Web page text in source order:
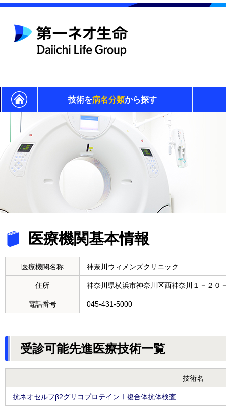
技術を病名分類から探す
医療機関基本情報
医療機関名称 神奈川ウィメンズクリニック
住所 神奈川県横浜市神奈川区西神奈川１－２
電話番号 045-431-5000
受診可能先進医療技術一覧
技術名
抗ネオセルフβ2グリコプロテインⅠ複合体抗体検査